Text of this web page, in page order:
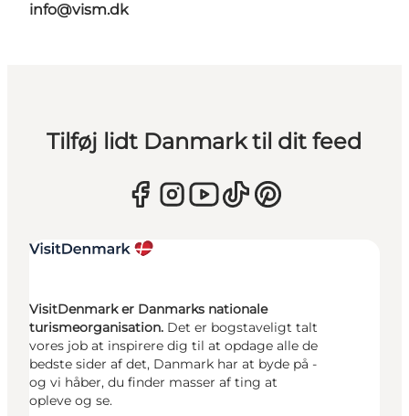
info@vism.dk
Tilføj lidt Danmark til dit feed
VisitDenmark er Danmarks nationale
turismeorganisation. Det er bogstaveligt talt
vores job at inspirere dig til at opdage alle de
bedste sider af det, Danmark har at byde på -
og vi håber, du finder masser af ting at
opleve og se.